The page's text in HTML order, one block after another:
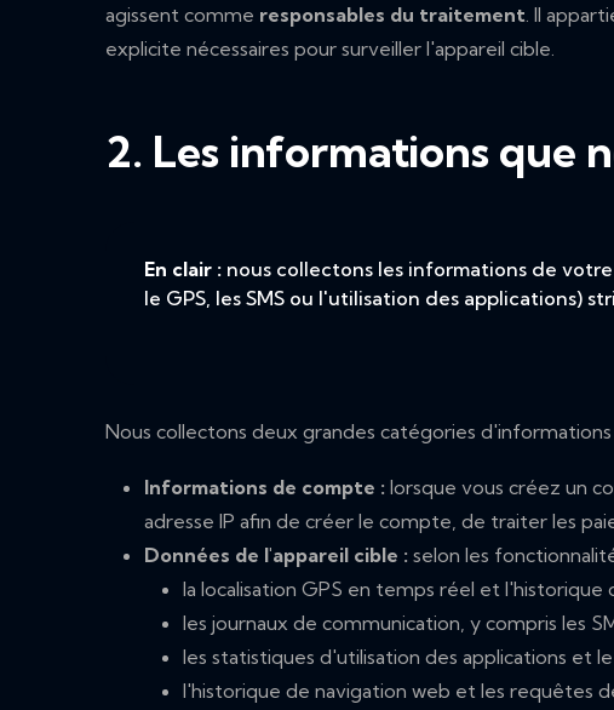
agissent comme responsables du traitement . Il
explicite nécessaires pour surveiller l'appareil cible.
2. Les informations que
En clair : nous collectons les informations de
le GPS, les SMS ou l'utilisation des applications)
Nous collectons deux grandes catégories d'informations
Informations de compte : lorsque vous créez un
adresse IP afin de créer le compte, de traiter les
Données de l'appareil cible : selon les
la localisation GPS en temps réel et l'historique
les journaux de communication, y compris les
les statistiques d'utilisation des applications et
l'historique de navigation web et les requêtes